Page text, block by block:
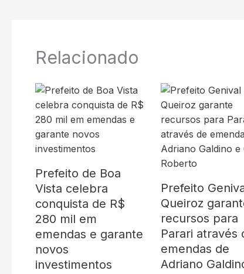
Relacionado
Prefeito de Boa
Vista celebra
conquista de R$
280 mil em
emendas e garante
novos
investimentos
Prefeito
Queiroz
recursos para
Parari através
emendas de
Adriano